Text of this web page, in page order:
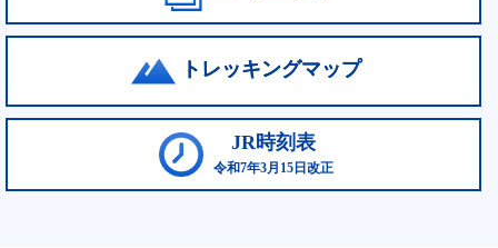
トレッキングマップ
JR時刻表
令和7年3月15日改正